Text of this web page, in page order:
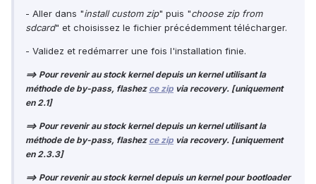
- Aller dans "install custom zip" puis "choose zip from
sdcard" et choisissez le fichier précédemment télécharger.
- Validez et redémarrer une fois l'installation finie.
==> Pour revenir au stock kernel depuis un kernel utilisant la
méthode de by-pass, flashez ce zip via recovery. [uniquement
en 2.1]
==> Pour revenir au stock kerneldepuis un kernel utilisant la
méthode de by-pass, flashez ce zip via recovery. [uniquement
en 2.3.3]
==> Pour revenir au stock kernel depuis un kernel pour bootloader